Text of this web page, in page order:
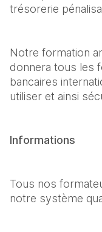
trésorerie
Notre formation
donnera tous les
bancaires
utiliser et ainsi
Informations
Tous nos
notre système